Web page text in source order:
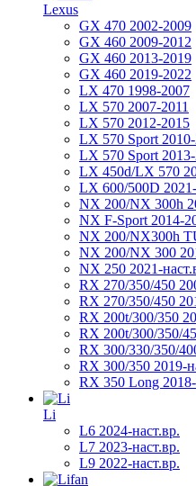
Lexus
GX 470 2002-2009
GX 460 2009-2012
GX 460 2013-2019
GX 460 2019-2022
LX 470 1998-2007
LX 570 2007-2011
LX 570 2012-2015
LX 570 Sport
LX 570 Sport
LX 450d/LX 570
LX 600/500D
NX 200/NX 300h
NX F-Sport 2014-
NX 200/NX300h
NX 200/NX 300
NX 250 2021-
RX 270/350/450
RX 270/350/450
RX 200t/300/350
RX 200t/300/350/
RX 300/330/350/
RX 300/350 2019-
RX 350 Long
Li
L6 2024-наст.вр.
L7 2023-наст.вр.
L9 2022-наст.вр.